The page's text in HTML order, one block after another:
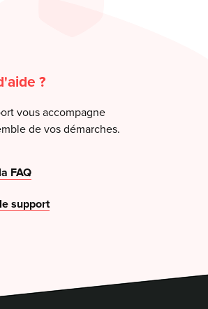
?
vous accompagne
de vos démarches.
FAQ
support